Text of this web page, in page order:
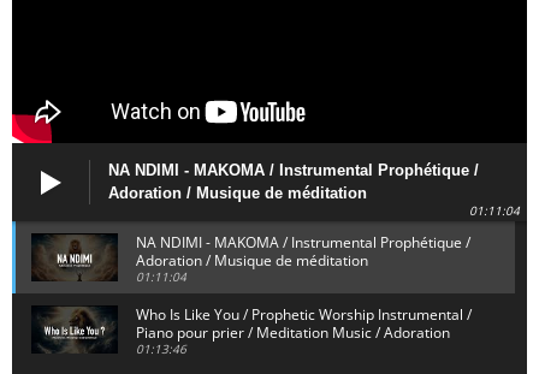
NA NDIMI - MAKOMA / Instrumental Prophétique /
Adoration / Musique de méditation
01:11:04
NA NDIMI - MAKOMA / Instrumental Prophétique /
Adoration / Musique de méditation
01:11:04
Who Is Like You / Prophetic Worship Instrumental /
Piano pour prier / Meditation Music / Adoration
01:13:46